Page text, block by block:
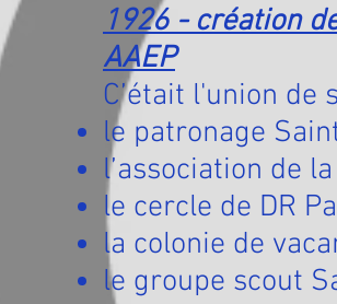
1926 - création
AAEP
C’était l'union
le patronage
l’association de
le cercle de DR
la colonie de
le groupe scout